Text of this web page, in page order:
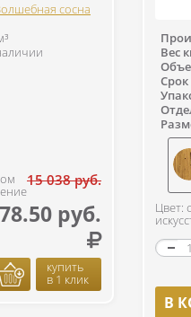
сосна
15 038 руб.
руб.
купить
в 1 клик
Вес
Срок
Цвет:
В